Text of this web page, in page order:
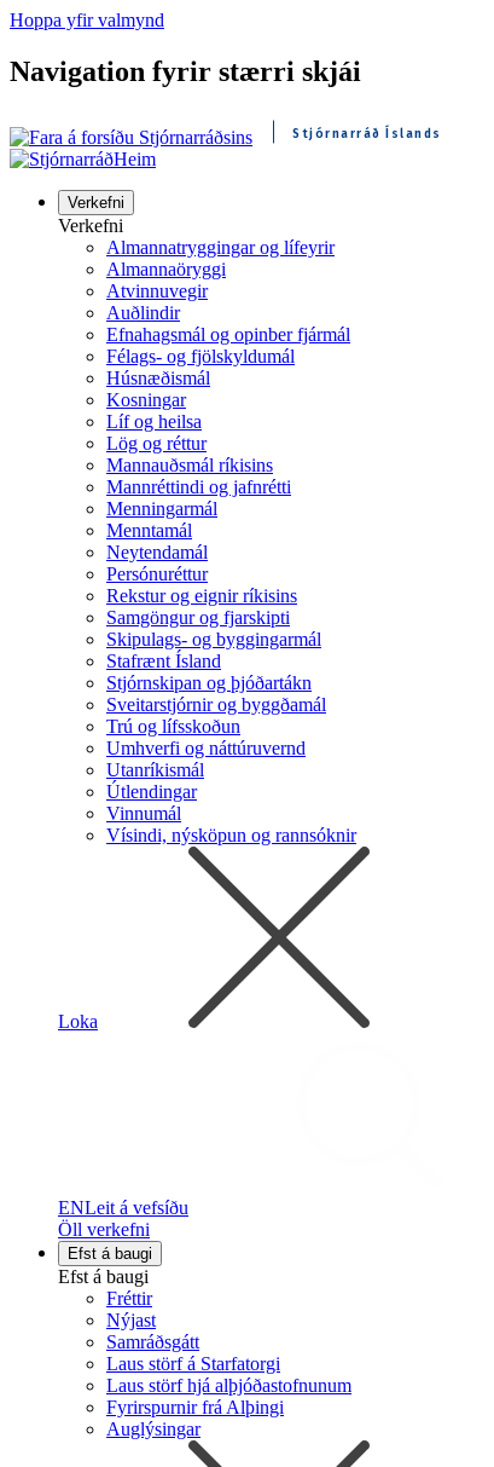
Hoppa yfir valmynd
Navigation fyrir stærri skjái
Stjórnarráð Íslands
Heim
Verkefni
Verkefni
Almannatryggingar og lífeyrir
Almannaöryggi
Atvinnuvegir
Auðlindir
Efnahagsmál og opinber fjármál
Félags- og fjölskyldumál
Húsnæðismál
Kosningar
Líf og heilsa
Lög og réttur
Mannauðsmál ríkisins
Mannréttindi og jafnrétti
Menningarmál
Menntamál
Neytendamál
Persónuréttur
Rekstur og eignir ríkisins
Samgöngur og fjarskipti
Skipulags- og byggingarmál
Stafrænt Ísland
Stjórnskipan og þjóðartákn
Sveitarstjórnir og byggðamál
Trú og lífsskoðun
Umhverfi og náttúruvernd
Utanríkismál
Útlendingar
Vinnumál
Vísindi, nýsköpun og rannsóknir
Loka
ENLeit á vefsíðu
Öll verkefni
Efst á baugi
Efst á baugi
Fréttir
Nýjast
Samráðsgátt
Laus störf á Starfatorgi
Laus störf hjá alþjóðastofnunum
Fyrirspurnir frá Alþingi
Auglýsingar